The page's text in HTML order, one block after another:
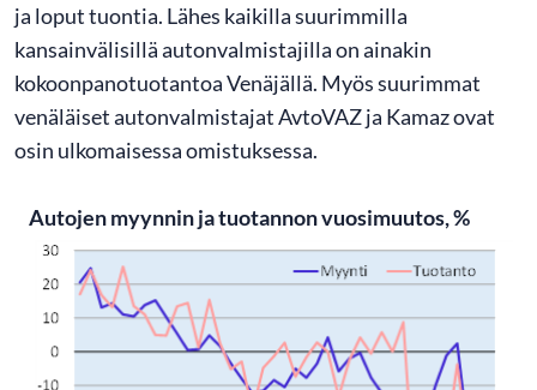
ja loput tuontia. Lähes kaikilla suurimmilla
kansainvälisillä autonvalmistajilla on ainakin
kokoonpanotuotantoa Venäjällä. Myös suurimmat
venäläiset autonvalmistajat AvtoVAZ ja Kamaz ovat
osin ulkomaisessa omistuksessa.
Autojen myynnin ja tuotannon vuosimuutos, %